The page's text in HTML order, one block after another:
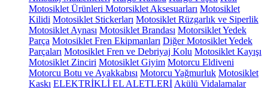
Motosiklet Ürünleri Motorsiklet Aksesuarları Motosiklet
Kilidi Motosiklet Stickerları Motosiklet Rüzgarlık ve Siperlik
Motosiklet Aynası Motosiklet Brandası Motorsiklet Yedek
Parça Motosiklet Fren Ekipmanları Diğer Motosiklet Yedek
Parçaları Motosiklet Fren ve Debriyaj Kolu Motosiklet Kayışı
Motosiklet Zinciri Motosiklet Giyim Motorcu Eldiveni
Motorcu Botu ve Ayakkabısı Motorcu Yağmurluk Motosiklet
Kaskı ELEKTRİKLİ EL ALETLERİ Akülü Vidalamalar